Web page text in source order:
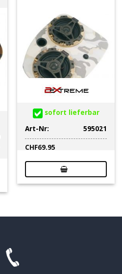
sofort lieferbar
Art-Nr:
595021
CHF69.95